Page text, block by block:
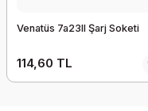
Venatüs 7a23II Şarj Soketi
114,60 TL